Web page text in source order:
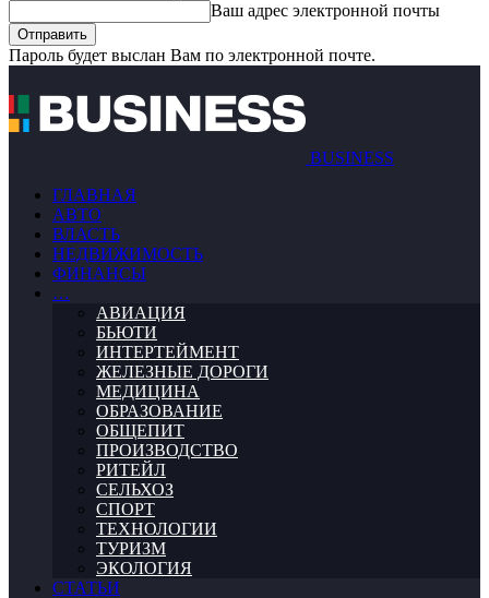
Ваш адрес электронной почты
Пароль будет выслан Вам по электронной почте.
BUSINESS
ГЛАВНАЯ
АВТО
ВЛАСТЬ
НЕДВИЖИМОСТЬ
ФИНАНСЫ
…
АВИАЦИЯ
БЬЮТИ
ИНТЕРТЕЙМЕНТ
ЖЕЛЕЗНЫЕ ДОРОГИ
МЕДИЦИНА
ОБРАЗОВАНИЕ
ОБЩЕПИТ
ПРОИЗВОДСТВО
РИТЕЙЛ
СЕЛЬХОЗ
СПОРТ
ТЕХНОЛОГИИ
ТУРИЗМ
ЭКОЛОГИЯ
СТАТЬИ